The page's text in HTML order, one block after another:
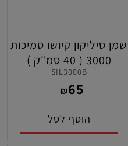
שמן סיליקון קיושו סמיכות
3000 ( 40 סמ"ק )
SIL3000B
₪65
הוסף לסל